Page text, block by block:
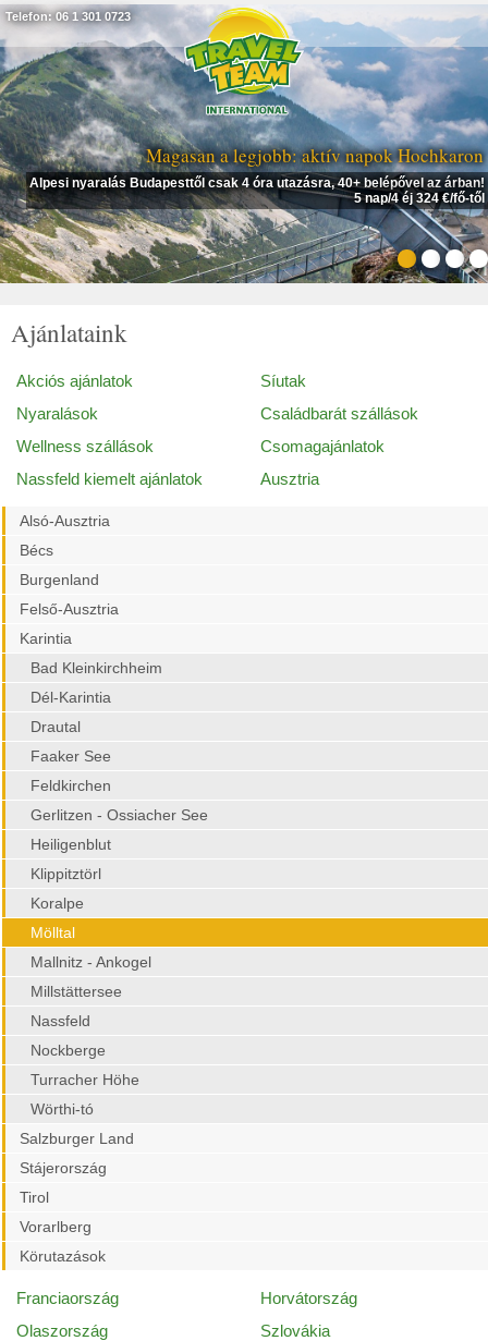
Magasan a legjobb: aktív napok Hochkaron
Alpesi nyaralás Budapesttől csak 4 óra utazásra, 40+ belépővel az árban!
5 nap/4 éj 324 €/fő-től
Telefon: 06 1 301 0723
Ajánlataink
Akciós ajánlatok
Síutak
Nyaralások
Családbarát szállások
Wellness szállások
Csomagajánlatok
Nassfeld kiemelt ajánlatok
Ausztria
Alsó-Ausztria
Bécs
Burgenland
Felső-Ausztria
Karintia
Bad Kleinkirchheim
Dél-Karintia
Drautal
Faaker See
Feldkirchen
Gerlitzen - Ossiacher See
Heiligenblut
Klippitztörl
Koralpe
Mölltal
Mallnitz - Ankogel
Millstättersee
Nassfeld
Nockberge
Turracher Höhe
Wörthi-tó
Salzburger Land
Stájerország
Tirol
Vorarlberg
Körutazások
Franciaország
Horvátország
Olaszország
Szlovákia